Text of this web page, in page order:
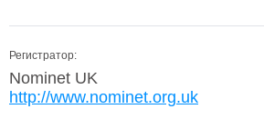
Регистратор:
Nominet UK
http://www.nominet.org.uk